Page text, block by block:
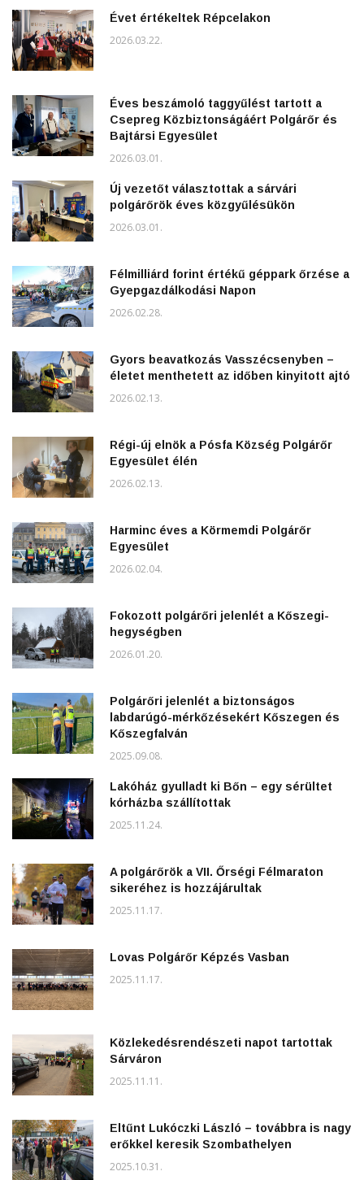
Évet értékeltek Répcelakon
2026.03.22.
Éves beszámoló taggyűlést tartott a
Csepreg Közbiztonságáért Polgárőr és
Bajtársi Egyesület
2026.03.01.
Új vezetőt választottak a sárvári
polgárőrök éves közgyűlésükön
2026.03.01.
Félmilliárd forint értékű géppark őrzése a
Gyepgazdálkodási Napon
2026.02.28.
Gyors beavatkozás Vasszécsenyben –
életet menthetett az időben kinyitott ajtó
2026.02.13.
Régi-új elnök a Pósfa Község Polgárőr
Egyesület élén
2026.02.13.
Harminc éves a Körmemdi Polgárőr
Egyesület
2026.02.04.
Fokozott polgárőri jelenlét a Kőszegi-
hegységben
2026.01.20.
Polgárőri jelenlét a biztonságos
labdarúgó-mérkőzésekért Kőszegen és
Kőszegfalván
2025.09.08.
Lakóház gyulladt ki Bőn – egy sérültet
kórházba szállítottak
2025.11.24.
A polgárőrök a VII. Őrségi Félmaraton
sikeréhez is hozzájárultak
2025.11.17.
Lovas Polgárőr Képzés Vasban
2025.11.17.
Közlekedésrendészeti napot tartottak
Sárváron
2025.11.11.
Eltűnt Lukóczki László – továbbra is nagy
erőkkel keresik Szombathelyen
2025.10.31.